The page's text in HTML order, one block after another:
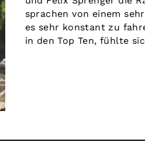
sprachen von einem
es sehr konstant zu
in den Top Ten, fühlte